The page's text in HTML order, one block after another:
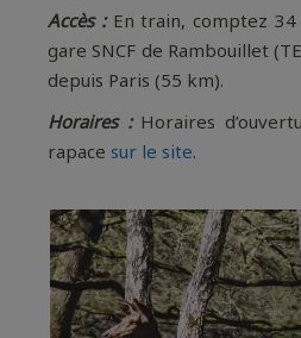
Accès : En train, comptez
gare SNCF de Rambouillet
depuis Paris (55 km).
Horaires : Horaires
rapace sur le site.